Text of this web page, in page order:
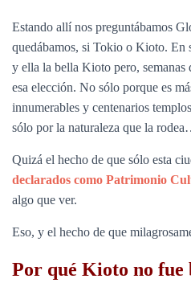
Estando allí nos preguntábamos
quedábamos, si Tokio o Kioto. En
y ella la bella Kioto pero, semanas
esa elección. No sólo porque es
innumerables y centenarios
sólo por la naturaleza que la
Quizá el hecho de que sólo esta
declarados como Patrimonio
algo que ver.
Eso, y el hecho de que
Por qué Kioto no fue